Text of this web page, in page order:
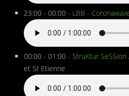
23:00 - 00:00 - LBB -
00:00 - 01:00 - StruKtur SeSSion
et St Etienne